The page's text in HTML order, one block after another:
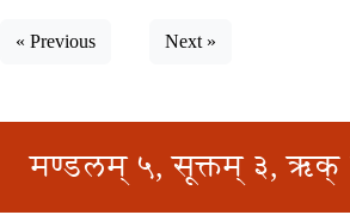
« Previous Next »
मण्डलम् ५, सूक्तम् ३, ऋक्